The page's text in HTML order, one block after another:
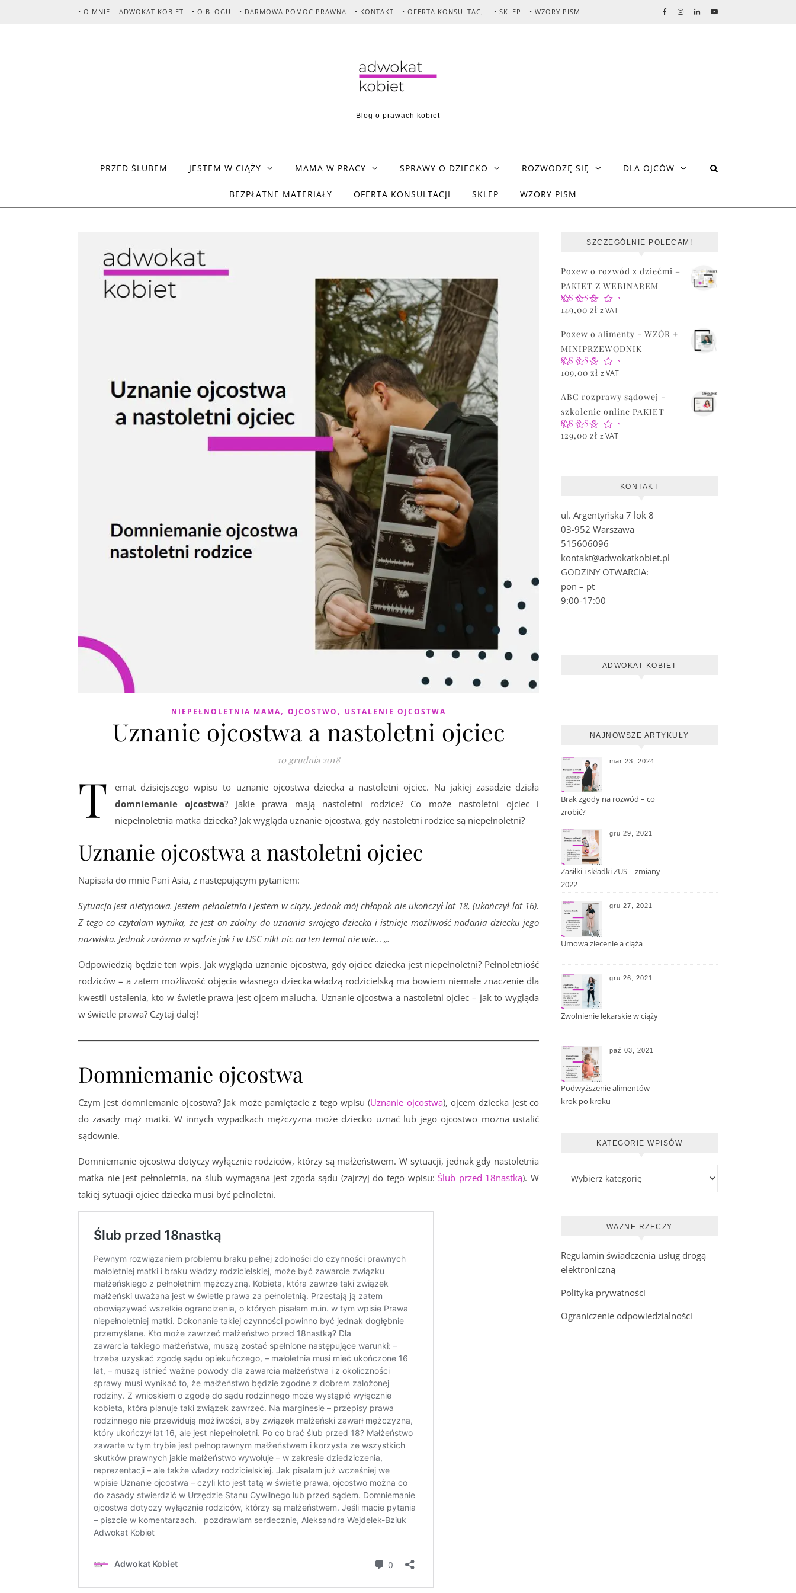
• O MNIE – ADWOKAT KOBIET • O BLOGU • DARMOWA POMOC PRAWNA • KONTAKT • OFERTA KONSULTACJI • SKLEP • WZORY PISM
Blog o prawach kobiet
PRZED ŚLUBEM JESTEM W CIĄŻY MAMA W PRACY SPRAWY O DZIECKO ROZWODZĘ SIĘ DLA OJCÓW
BEZPŁATNE MATERIAŁY OFERTA KONSULTACJI SKLEP WZORY PISM
NIEPEŁNOLETNIA MAMA, OJCOSTWO , USTALENIE OJCOSTWA
Uznanie ojcostwa a nastoletni ojciec
10 grudnia 2018
T
emat dzisiejszego wpisu to uznanie ojcostwa dziecka a nastoletni ojciec. Na jakiej zasadzie działa
domniemanie ojcostwa? Jakie prawa mają nastoletni rodzice? Co może nastoletni ojciec i
niepełnoletnia matka dziecka? Jak wygląda uznanie ojcostwa, gdy nastoletni rodzice są niepełnoletni?
Uznanie ojcostwa a nastoletni ojciec
Napisała do mnie Pani Asia, z następującym pytaniem:
Sytuacja jest nietypowa. Jestem pełnoletnia i jestem w ciąży, Jednak mój chłopak nie ukończył lat 18, (ukończył lat 16).
Z tego co czytałam wynika, że jest on zdolny do uznania swojego dziecka i istnieje możliwość nadania dziecku jego
nazwiska. Jednak zarówno w sądzie jak i w USC nikt nic na ten temat nie wie… „.
Odpowiedzią będzie ten wpis. Jak wygląda uznanie ojcostwa, gdy ojciec dziecka jest niepełnoletni? Pełnoletniość
rodziców – a zatem możliwość objęcia własnego dziecka władzą rodzicielską ma bowiem niemałe znaczenie dla
kwestii ustalenia, kto w świetle prawa jest ojcem malucha. Uznanie ojcostwa a nastoletni ojciec – jak to wygląda
w świetle prawa? Czytaj dalej!
Domniemanie ojcostwa
Czym jest domniemanie ojcostwa? Jak może pamiętacie z tego wpisu (Uznanie ojcostwa), ojcem dziecka jest co
do zasady mąż matki. W innych wypadkach mężczyzna może dziecko uznać lub jego ojcostwo można ustalić
sądownie.
Domniemanie ojcostwa dotyczy wyłącznie rodziców, którzy są małżeństwem. W sytuacji, jednak gdy nastoletnia
matka nie jest pełnoletnia, na ślub wymagana jest zgoda sądu (zajrzyj do tego wpisu:Ślub przed 18nastką). W
takiej sytuacji ojciec dziecka musi być pełnoletni.
SZCZEGÓLNIE POLECAM!
Pozew o rozwód z dziećmi –
PAKIET Z WEBINAREM
Oceniono
5.00
149,00 zł z VAT
Pozew o alimenty - WZÓR +
MINIPRZEWODNIK
Oceniono
5.00
109,00 zł z VAT
ABC rozprawy sądowej -
szkolenie online PAKIET
Oceniono
5.00
129,00 zł z VAT
KONTAKT
ul. Argentyńska 7 lok 8
03-952 Warszawa
515606096
kontakt@adwokatkobiet.pl
GODZINY OTWARCIA:
pon – pt
9:00-17:00
ADWOKAT KOBIET
NAJNOWSZE ARTYKUŁY
mar 23, 2024
Brak zgody na rozwód – co
zrobić?
gru 29, 2021
Zasiłki i składki ZUS – zmiany
2022
gru 27, 2021
Umowa zlecenie a ciąża
gru 26, 2021
Zwolnienie lekarskie w ciąży
paź 03, 2021
Podwyższenie alimentów –
krok po kroku
KATEGORIE WPISÓW
WAŻNE RZECZY
Regulamin świadczenia usług drogą
elektroniczną
Polityka prywatności
Ograniczenie odpowiedzialności